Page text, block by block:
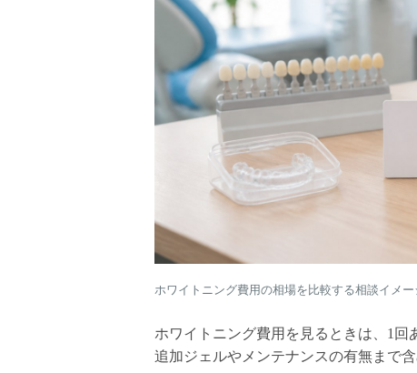
ホワイトニング費用の相場を比較する相談イメー
ホワイトニング費用を見るときは、1回
追加ジェルやメンテナンスの有無まで